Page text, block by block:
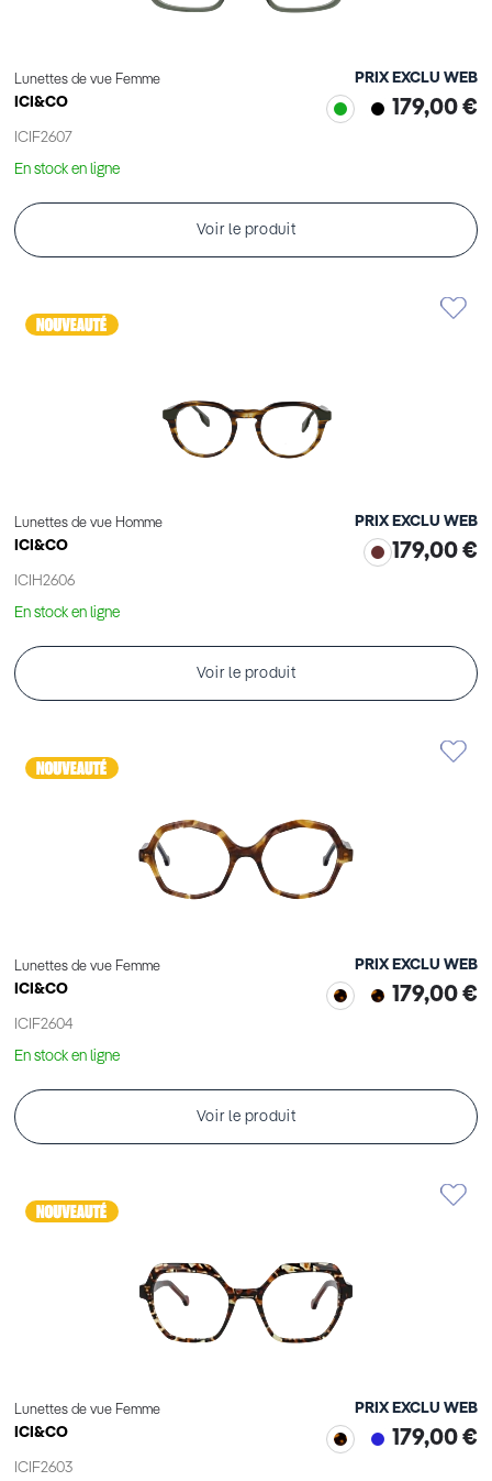
Lunettes de vue Femme
ICI&CO
ICIF2607
PRIX EXCLU WEB
179,00 €
En stock en ligne
Voir le produit
Lunettes de vue Homme
ICI&CO
ICIH2606
PRIX EXCLU WEB
179,00 €
En stock en ligne
Voir le produit
Lunettes de vue Femme
ICI&CO
ICIF2604
PRIX EXCLU WEB
179,00 €
En stock en ligne
Voir le produit
Lunettes de vue Femme
ICI&CO
ICIF2603
PRIX EXCLU WEB
179,00 €